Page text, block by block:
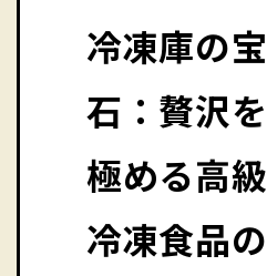
冷凍庫の宝
石：贅沢を
極める高級
冷凍食品の